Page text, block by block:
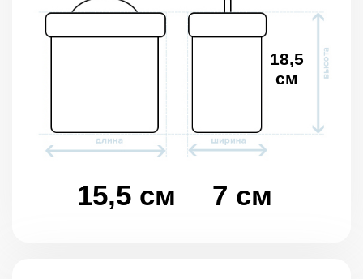
15,5 см 7 см
18,5
см